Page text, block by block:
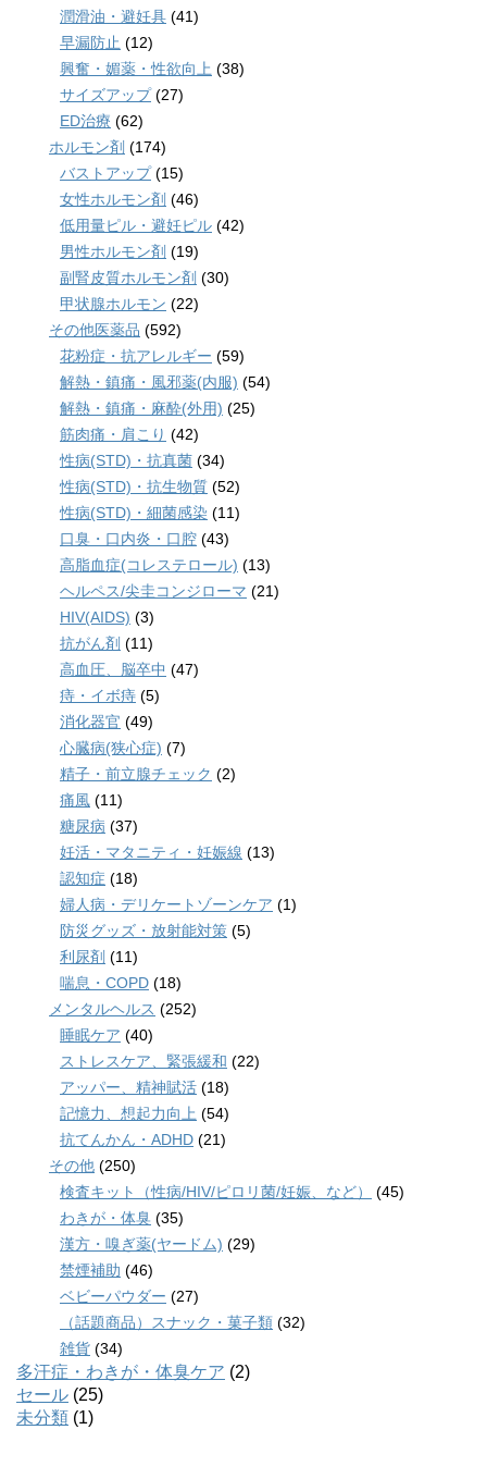
潤滑油・避妊具 (41)
早漏防止 (12)
興奮・媚薬・性欲向上 (38)
サイズアップ(27)
ED治療 (62)
ホルモン剤 (174)
バストアップ(15)
女性ホルモン剤 (46)
低用量ピル・避妊ピル (42)
男性ホルモン剤 (19)
副腎皮質ホルモン剤 (30)
甲状腺ホルモン (22)
その他医薬品 (592)
花粉症・抗アレルギー (59)
解熱・鎮痛・風邪薬(内服) (54)
解熱・鎮痛・麻酔(外用) (25)
筋肉痛・肩こり (42)
性病(STD)・抗真菌 (34)
性病(STD)・抗生物質 (52)
性病(STD)・細菌感染 (11)
口臭・口内炎・口腔 (43)
高脂血症(コレステロール) (13)
ヘルペス/尖圭コンジローマ (21)
HIV(AIDS) (3)
抗がん剤 (11)
高血圧、脳卒中 (47)
痔・イボ痔 (5)
消化器官 (49)
心臓病(狭心症) (7)
精子・前立腺チェック (2)
痛風 (11)
糖尿病 (37)
妊活・マタニティ・妊娠線 (13)
認知症 (18)
婦人病・デリケートゾーンケア (1)
防災グッズ・放射能対策 (5)
利尿剤 (11)
喘息・COPD (18)
メンタルヘルス (252)
睡眠ケア (40)
ストレスケア、緊張緩和 (22)
アッパー、精神賦活 (18)
記憶力、想起力向上 (54)
抗てんかん・ADHD (21)
その他 (250)
検査キット（性病/HIV/ピロリ菌/妊娠、など）
(45)
わきが・体臭 (35)
漢方・嗅ぎ薬(ヤードム) (29)
禁煙補助 (46)
ベビーパウダー (27)
（話題商品）スナック・菓子類 (32)
雑貨 (34)
多汗症・わきが・体臭ケア (2)
セール (25)
未分類 (1)